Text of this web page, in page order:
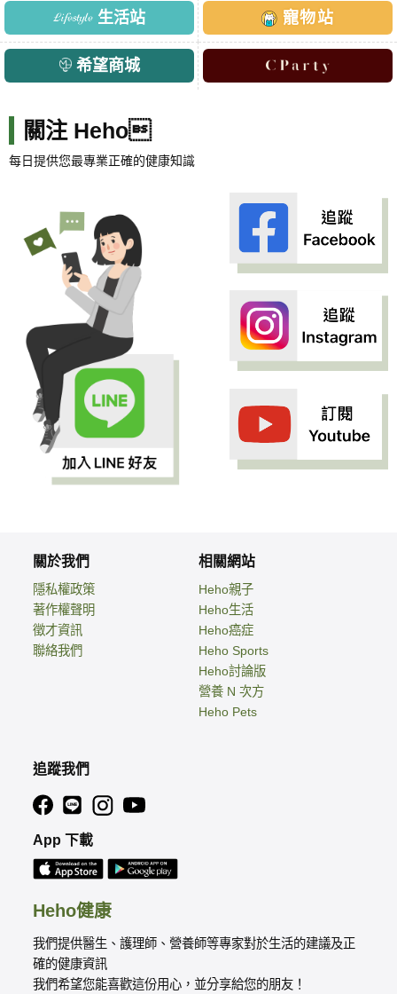
生活站 寵物站
希望商城
關注 Heho
每日提供您最專業正確的健康知識
Heho健康
我們提供醫生、護理師、營養師等專家對於生活的建議及正
確的健康資訊
我們希望您能喜歡這份用心，並分享給您的朋友！
關於我們
隱私權政策
著作權聲明
徵才資訊
聯絡我們
相關網站
Heho親子
Heho生活
Heho癌症
Heho Sports
Heho討論版
營養 N 次方
Heho Pets
追蹤我們
App 下載